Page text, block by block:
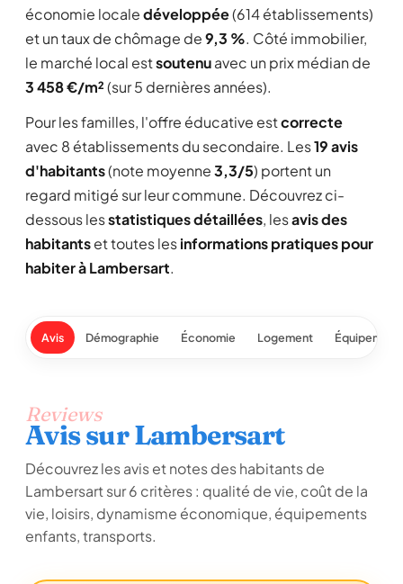
économie localedéveloppée(614 établissements)
et un taux de chômage de9,3 %. Côté immobilier,
le marché local estsoutenuavec un prix médian de
3 458 €/m²(sur 5 dernières années).
Pour les familles, l'offre éducative estcorrecte
avec 8 établissements du secondaire. Les19 avis
d'habitants(note moyenne3,3/5) portent un
regard mitigé sur leur commune. Découvrez ci-
dessous lesstatistiques détaillées, lesavis des
habitantset toutes lesinformations pratiques pour
habiter à Lambersart.
Avis Démographie Économie Logement
Reviews
Avis sur Lambersart
Découvrez les avis et notes des habitants de
Lambersart sur 6 critères : qualité de vie, coût de la
vie, loisirs, dynamisme économique, équipements
enfants, transports.